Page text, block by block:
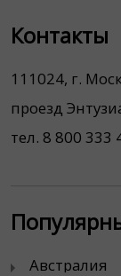
Контакты
111024, г.
проезд
тел. 8 800 333
Австралия